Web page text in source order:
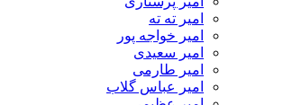
امیر ته ته
امیر خواجه پور
امیر سعیدی
امیر طارمی
امیر عباس گلاب